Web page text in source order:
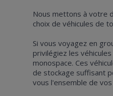
Nous mettons à votre
choix de véhicules de
Si vous voyagez en
privilégiez les
monospace. Ces
de stockage suffisant
vous l'ensemble de